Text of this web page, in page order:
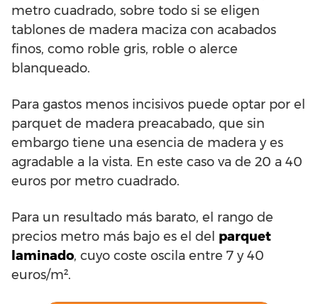
metro cuadrado, sobre todo si se eligen
tablones de madera maciza con acabados
finos, como roble gris, roble o alerce
blanqueado.
Para gastos menos incisivos puede optar por el
parquet de madera preacabado, que sin
embargo tiene una esencia de madera y es
agradable a la vista. En este caso va de 20 a 40
euros por metro cuadrado.
Para un resultado más barato, el rango de
precios metro más bajo es el del parquet
laminado, cuyo coste oscila entre 7 y 40
euros/m².